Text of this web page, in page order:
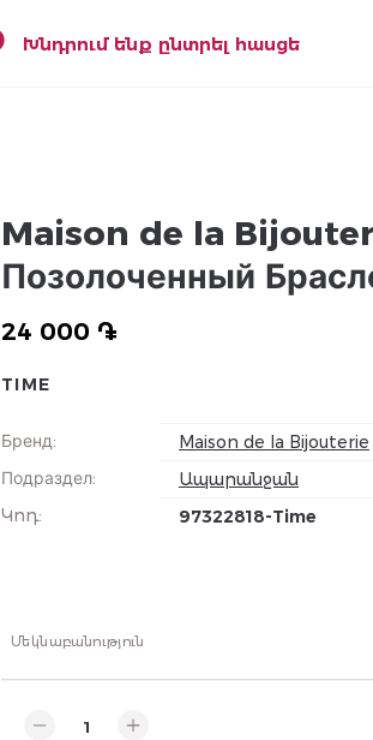
Խնդրում ենք ընտրել հասցե
Maison de la
Позолоченный
24 000 ֏
TIME
Бренд:
Maison de la Bijouterie
Подраздел:
Ապարանջան
Կոդ: 97322818-Time
Մեկնաբանություն